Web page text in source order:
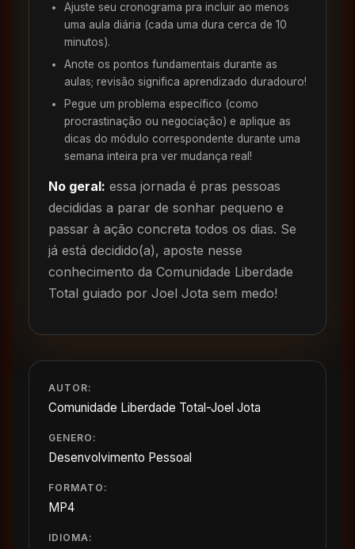
Ajuste seu cronograma pra incluir ao menos
uma aula diária (cada uma dura cerca de 10
minutos).
Anote os pontos fundamentais durante as
aulas; revisão significa aprendizado duradouro!
Pegue um problema específico (como
procrastinação ou negociação) e aplique as
dicas do módulo correspondente durante uma
semana inteira pra ver mudança real!
No geral: essa jornada é pras pessoas
decididas a parar de sonhar pequeno e
passar à ação concreta todos os dias. Se
já está decidido(a), aposte nesse
conhecimento da Comunidade Liberdade
Total guiado por Joel Jota sem medo!
AUTOR:
Comunidade Liberdade Total-Joel Jota
GENERO:
Desenvolvimento Pessoal
FORMATO:
MP4
IDIOMA: